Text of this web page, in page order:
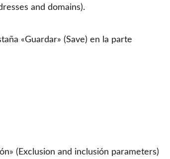
and domains).
«Guardar» (Save) en la parte
(Exclusion and inclusión parameters)